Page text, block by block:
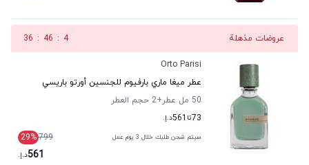
عروضات مذهلة 3
:
46
:
36
Orto Parisi
عطر ميغا ماري بارفيوم للجنسين أورتو باريسي
50 مل عطر
+2
حجم العطر
73تا 561د.إ.
سيتم شحن طلبك خلال 3 يوم عمل 799
29%
561د.إ.